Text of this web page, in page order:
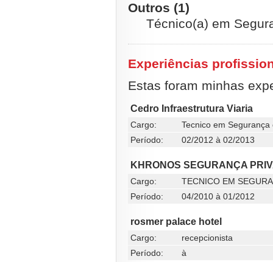
Outros (1)
Técnico(a) em
Experiências
Estas foram minhas
Cedro Infraestrutura Viaria
Cargo:
Tecnico em Segurança
Período:
02/2012 à 02/2013
KHRONOS SEGURANÇA
Cargo:
TECNICO EM
Período:
04/2010 à 01/2012
rosmer palace hotel
Cargo:
recepcionista
Período:
à